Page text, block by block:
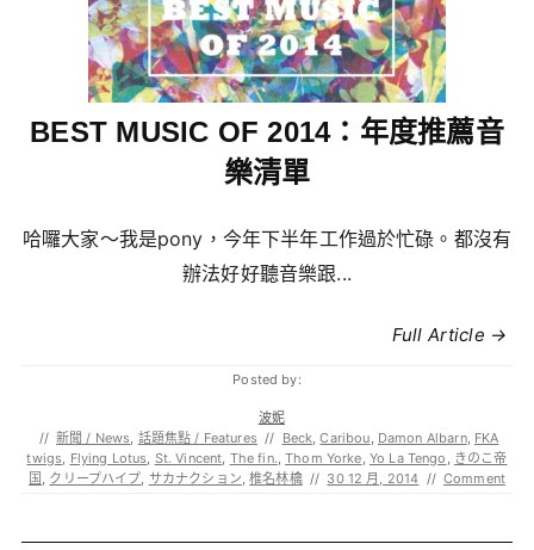
BEST MUSIC OF 2014：年度推薦音
樂清單
哈囉大家～我是pony，今年下半年工作過於忙碌。都沒有
辦法好好聽音樂跟...
Full Article →
Posted by:
波妮
// 新聞 / News, 話題焦點 / Features // Beck,Caribou, Damon Albarn, FKA
twigs, Flying Lotus, St. Vincent, The fin.,Thom Yorke, Yo La Tengo , きのこ帝
国 , クリープハイプ, サカナクション,椎名林檎 // 30 12 月, 2014 // Comment